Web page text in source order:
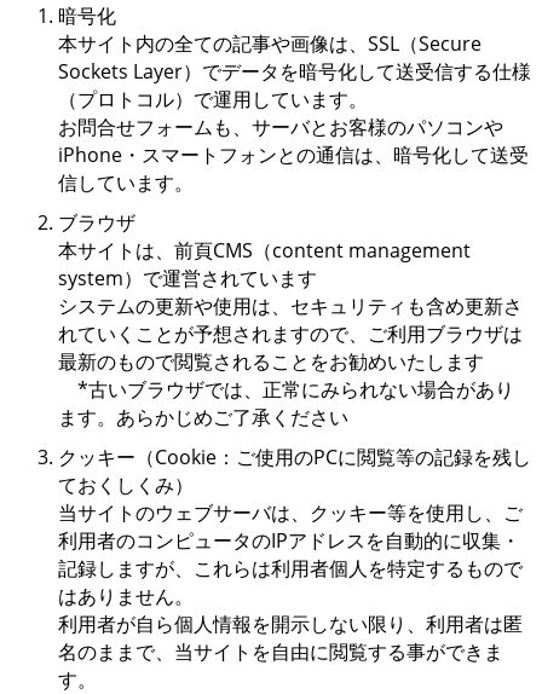
暗号化
本サイト内の全ての記事や画像は、SSL（Secure
Sockets Layer）でデータを暗号化して送受信する仕様
（プロトコル）で運用しています。
お問合せフォームも、サーバとお客様のパソコンや
iPhone・スマートフォンとの通信は、暗号化して送受
信しています。
ブラウザ
本サイトは、前頁CMS（content management
system）で運営されています
システムの更新や使用は、セキュリティも含め更新さ
れていくことが予想されますので、ご利用ブラウザは
最新のもので閲覧されることをお勧めいたします
*古いブラウザでは、正常にみられない場合があり
ます。あらかじめご了承ください
クッキー（Cookie：ご使用のPCに閲覧等の記録を残し
ておくしくみ）
当サイトのウェブサーバは、クッキー等を使用し、ご
利用者のコンピュータのIPアドレスを自動的に収集・
記録しますが、これらは利用者個人を特定するもので
はありません。
利用者が自ら個人情報を開示しない限り、利用者は匿
名のままで、当サイトを自由に閲覧する事ができま
す。